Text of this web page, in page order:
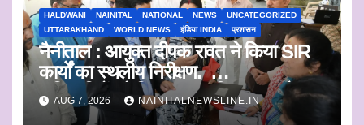
HALDWANI NAINITAL NATIONAL NEWS
UNCATEGORIZED
UTTARAKHAND
WORLD NEWS इंडिया INDIA प्रशासन
नैनीताल : आयुक्त दीपक रावत ने किया SIR
कार्यों का स्थलीय निरीक्षण.
अधिकारियों को दिए समयबद्ध निस्तारण और
पारदर्शिता के निर्देश
AUG 7, 2026 NAINITALNEWSLINE.IN